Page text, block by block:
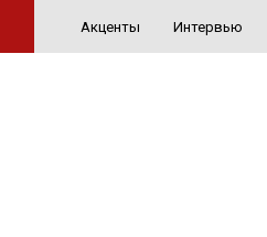
Акценты Интервью